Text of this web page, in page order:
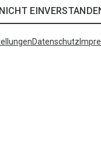
NICHT
Datenschutz